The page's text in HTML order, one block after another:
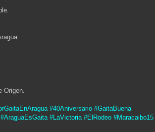
Origen.
#40Aniversario #GaitaBuena
#LaVictoria #ElRodeo #Maracaibo15